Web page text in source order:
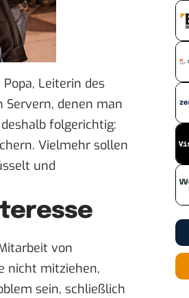
Popa, Leiterin des
Servern, denen man
folgerichtig:
Vielmehr sollen
und
von
nicht mitziehen,
sein, schließlich